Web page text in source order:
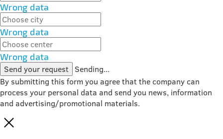
Wrong data
Wrong data
Wrong data
Send your request Sending...
By submitting this form you agree that the company can
process your personal data and send you news, information
and advertising/promotional materials.